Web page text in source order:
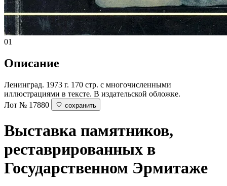
01
Описание
Ленинград. 1973 г. 170 стр. с многочисленными
иллюстрациями в тексте. В издательской обложке.
Лот № 17880
сохранить
Выставка памятников,
реставрированных в
Государственном Эрмитаже